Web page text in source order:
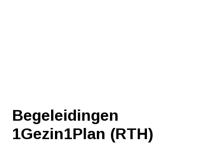
Begeleidingen
1Gezin1Plan (RTH)